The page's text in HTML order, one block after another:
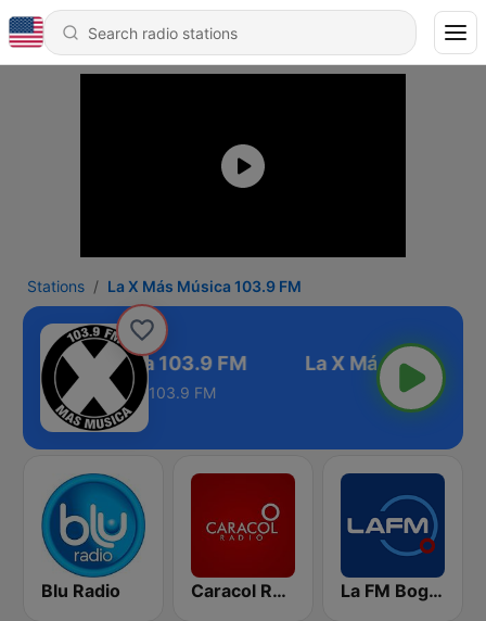
Stations La X Más Música 103.9 FM
X Más Música 103.9 FM
103.9 FM
Blu Radio Caracol Radio La FM Bogotá